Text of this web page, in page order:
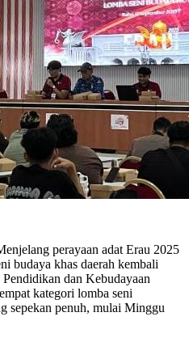
perayaan adat Erau 2025
budaya khas daerah kembali
dan Kebudayaan
kategori lomba seni
sepekan penuh, mulai Minggu